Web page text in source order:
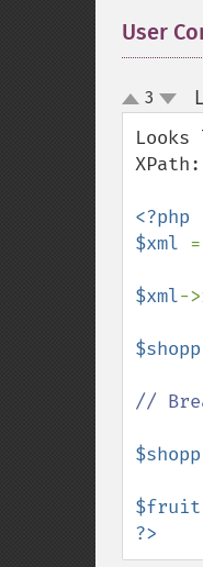
User
up3
XPath:
<?php
$xml =
$xml->
//
$fruit
?>